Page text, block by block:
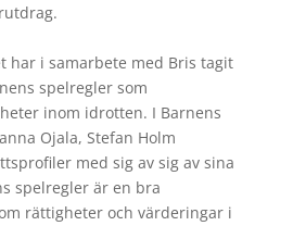
har i samarbete med Bris tagit
spelregler som
inom idrotten. I Barnens
Ojala, Stefan Holm
med sig av sig av sina
spelregler är en bra
rättigheter och värderingar i